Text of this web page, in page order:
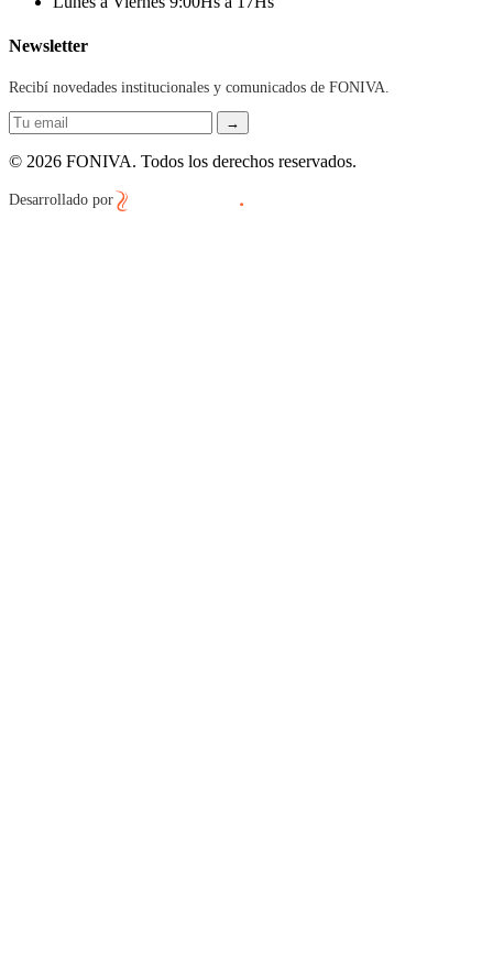
Newsletter
Recibí novedades institucionales y comunicados de FONIVA.
→
© 2026 FONIVA. Todos los derechos reservados.
Desarrollado por